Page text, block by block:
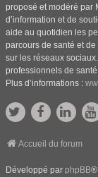
proposé et modéré par
d’information et de
aide au quotidien les
parcours de santé et
sur les réseaux
professionnels de
Plus d’informations :
Accueil du forum
Développé par phpBB®